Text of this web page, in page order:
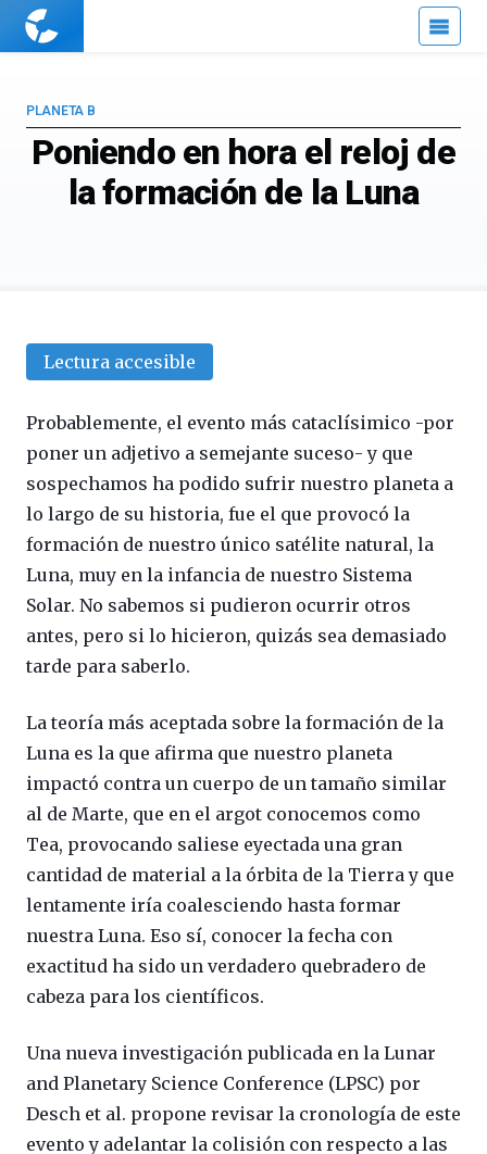
Cuaderno
Poniendo en hora el reloj de
la formación de la Luna
PLANETA B
Lectura accesible
Probablemente, el evento más cataclísimico -por
poner un adjetivo a semejante suceso- y que
sospechamos ha podido sufrir nuestro planeta a
lo largo de su historia, fue el que provocó la
formación de nuestro único satélite natural, la
Luna, muy en la infancia de nuestro Sistema
Solar. No sabemos si pudieron ocurrir otros
antes, pero si lo hicieron, quizás sea demasiado
tarde para saberlo.
La teoría más aceptada sobre la formación de la
Luna es la que afirma que nuestro planeta
impactó contra un cuerpo de un tamaño similar
al de Marte, que en el argot conocemos como
Tea, provocando saliese eyectada una gran
cantidad de material a la órbita de la Tierra y que
lentamente iría coalesciendo hasta formar
nuestra Luna. Eso sí, conocer la fecha con
exactitud ha sido un verdadero quebradero de
cabeza para los científicos.
Una nueva investigación publicada en la Lunar
and Planetary Science Conference (LPSC) por
Desch et al. propone revisar la cronología de este
evento y adelantar la colisión con respecto a las